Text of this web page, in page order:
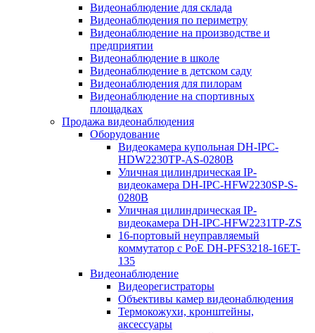
Видеонаблюдение для склада
Видеонаблюдения по периметру
Видеонаблюдение на производстве и
предприятии
Видеонаблюдение в школе
Видеонаблюдение в детском саду
Видеонаблюдения для пилорам
Видеонаблюдение на спортивных
площадках
Продажа видеонаблюдения
Оборудование
Видеокамера купольная DH-IPC-
HDW2230TP-AS-0280B
Уличная цилиндрическая IP-
видеокамера DH-IPC-HFW2230SP-S-
0280B
Уличная цилиндрическая IP-
видеокамера DH-IPC-HFW2231TP-ZS
16-портовый неуправляемый
коммутатор с РоЕ DH-PFS3218-16ET-
135
Видеонаблюдение
Видеорегистраторы
Объективы камер видеонаблюдения
Термокожухи, кронштейны,
аксессуары